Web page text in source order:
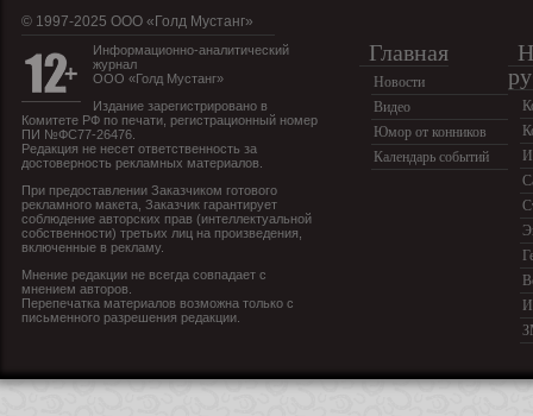
© 1997-2025 OOO «Голд Мустанг»
Информационно-аналитический
журнал
ООО «Голд Мустанг»
Издание зарегистрировано в
Комитете РФ по печати, регистрационный номер
ПИ №ФС77-26476.
Редакция не несет ответственность за
достоверность рекламных материалов.
При предоставлении Заказчиком готового
рекламного макета, Заказчик гарантирует
соблюдение авторских прав (интеллектуальной
собственности) третьих лиц на произведения,
включенные в рекламу.
Мнение редакции не всегда совпадает с
мнением авторов.
Перепечатка материалов возможна только с
письменного разрешения редакции.
Главная
Новости
Видео
Юмор от конников
Календарь событий